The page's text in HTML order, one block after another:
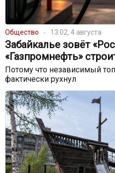
Общество 13:02, 4 августа
Забайкалье зовёт
«Газпромнефть»
Потому что независимый
фактически рухнул